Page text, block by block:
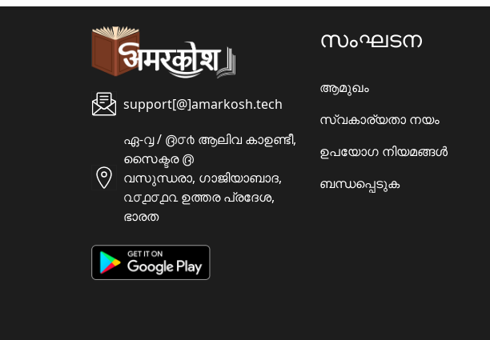
support[@]amarkosh.tech
ഏ-൮ / ൫൦൪ ആലിവ കാഉണ്ടീ,
സൈക്ടര ൫
വസുന്ധരാ, ഗാജിയാബാദ,
൨൦൧൦൧൨ ഉത്തര പ്രദേശ,
ഭാരത
സംഘടന
ആമുഖം
സ്വകാര്യതാ നയം
ഉപയോഗ നിയമങ്ങൾ
ബന്ധപ്പെടുക